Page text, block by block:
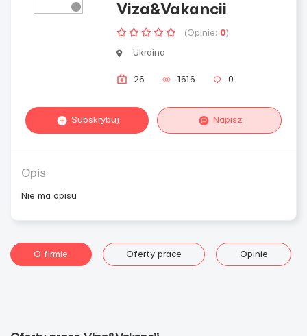
Viza&Vakancii
(Opinie: 0)
Ukraina
26 1616 0
Subskrybuj Napisz
Opis
Nie ma opisu
O firmie Oferty prace Opinie